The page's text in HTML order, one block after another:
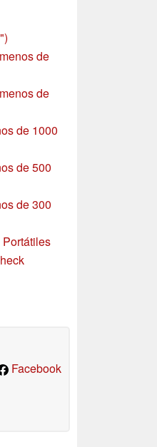
de
de
de 1000
de 500
de 300
Facebook